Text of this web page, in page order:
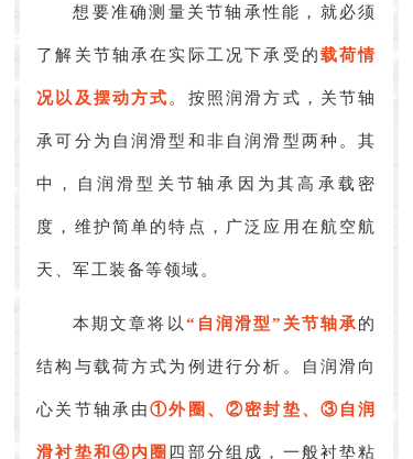
想要准确测量关节轴承性能，就必须
了解关节轴承在实际工况下承受的载荷情
况以及摆动方式。按照润滑方式，关节轴
承可分为自润滑型和非自润滑型两种。其
中，自润滑型关节轴承因为其高承载密
度，维护简单的特点，广泛应用在航空航
天、军工装备等领域。
本期文章将以“自润滑型”关节轴承的
结构与载荷方式为例进行分析。自润滑向
心关节轴承由①外圈、②密封垫、③自润
滑衬垫和④内圈 四部分组成，一般衬垫粘